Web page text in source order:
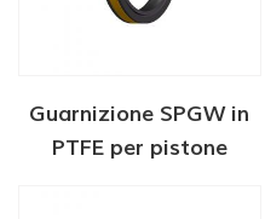
Guarnizione SPGW in
PTFE per pistone